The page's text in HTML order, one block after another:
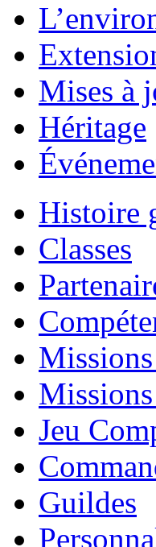
Mises à
Héritage
Histoire
Classes
Jeu
Guildes